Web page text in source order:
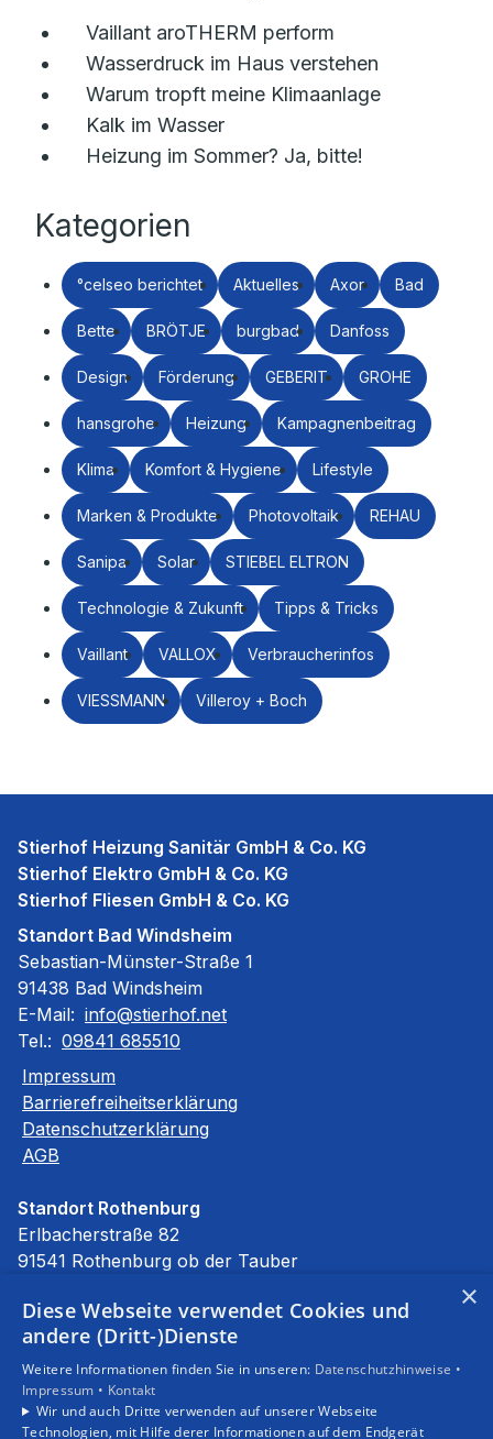
Vaillant aroTHERM perform
Wasserdruck im Haus verstehen
Warum tropft meine Klimaanlage
Kalk im Wasser
Heizung im Sommer? Ja, bitte!
Kategorien
°celseo berichtet Aktuelles Axor Bad
Bette BRÖTJE burgbad Danfoss
Design Förderung GEBERIT GROHE
hansgrohe Heizung Kampagnenbeitrag
Klima Komfort & Hygiene Lifestyle
Marken & Produkte Photovoltaik REHAU
Sanipa Solar STIEBEL ELTRON
Technologie & Zukunft Tipps & Tricks
Vaillant VALLOX Verbraucherinfos
VIESSMANN Villeroy + Boch
Stierhof Heizung Sanitär GmbH & Co. KG
Stierhof Elektro GmbH & Co. KG
Stierhof Fliesen GmbH & Co. KG
Standort Bad Windsheim
Sebastian-Münster-Straße 1
91438 Bad Windsheim
E-Mail: info@stierhof.net
Tel.: 09841 685510
Impressum
Barrierefreiheitserklärung
Datenschutzerklärung
AGB
Standort Rothenburg
Erlbacherstraße 82
91541 Rothenburg ob der Tauber
Tel.: 09861 94590
Unsere Bereiche
Privatkunden
Gewerbekunden
Karriere
×
Diese Webseite verwendet Cookies und
andere (Dritt-)Dienste
Weitere Informationen finden Sie in unseren: Datenschutzhinweise •
Impressum • Kontakt
Wir und auch Dritte verwenden auf unserer Webseite
Technologien, mit Hilfe derer Informationen auf dem Endgerät